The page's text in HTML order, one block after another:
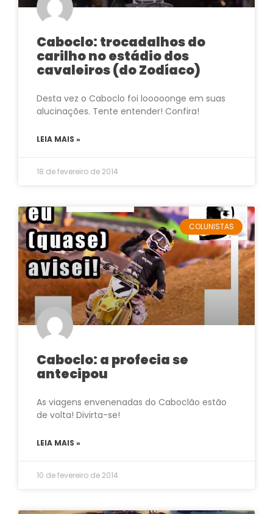
Caboclo: trocadalhos do
carilho no estádio dos
cavaleiros (do Zodíaco)
Desta vez o Caboclo foi looooonge em suas
alucinações. Tente entender! Confira!
LEIA MAIS »
18 de fevereiro de 2014
COLUNISTAS
Caboclo: a profecia se
antecipou
As viagens envenenadas do Caboclão estão
de volta! Divirta-se!
LEIA MAIS »
10 de fevereiro de 2014